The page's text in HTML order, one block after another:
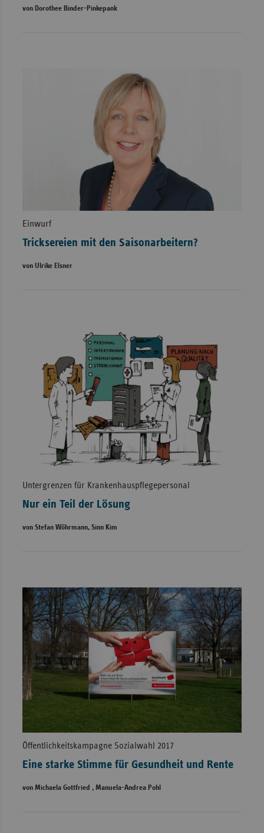
von Dorothee Binder-Pinkepank
Einwurf
Tricksereien mit den Saisonarbeitern?
von Ulrike Elsner
Untergrenzen für Krankenhauspflegepersonal
Nur ein Teil der Lösung
von Stefan Wöhrmann, Sinn Kim
Öffentlichkeitskampagne Sozialwahl 2017
Eine starke Stimme für Gesundheit und Rente
von Michaela Gottfried , Manuela-Andrea Pohl